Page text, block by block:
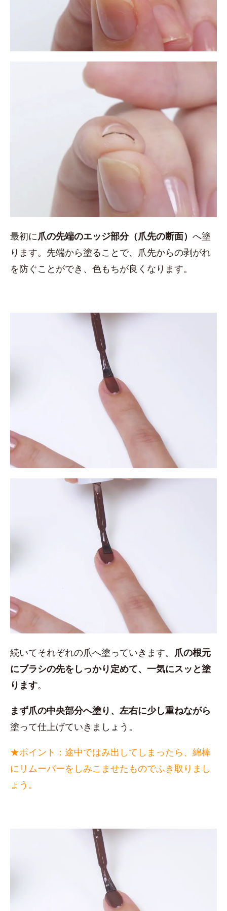
最初に爪の先端のエッジ部分（爪先の断面） へ塗
ります。先端から塗ることで、爪先からの剥がれ
を防ぐことができ、色もちが良くなります。
続いてそれぞれの爪へ塗っていきます。 爪の根元
にブラシの先をしっかり定めて、一気にスッと塗
ります。
まず爪の中央部分へ塗り、左右に少し重ねながら
塗って仕上げていきましょう。
★ポイント：途中ではみ出してしまったら、綿棒
にリムーバーをしみこませたものでふき取りまし
ょう。